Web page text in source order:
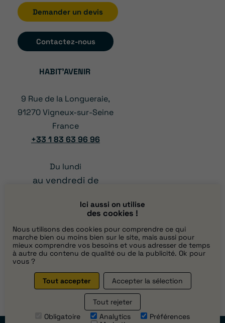
Ici aussi on utilise
des cookies !
Nous utilisons des cookies pour comprendre ce qui
marche bien ou moins bien sur le site, mais aussi pour
mieux comprendre vos besoins et vous adresser de temps
à autre du contenu de qualité ou de la publicité. Ok pour
vous ?
Tout accepter Accepter la sélection
Tout rejeter
Obligatoire
Analytics
Préférences
Demander un devis
Contactez-nous
HABIT’AVENIR
9 Rue de la Longueraie,
91270 Vigneux-sur-Seine
France
+33 1 83 63 96 96
Du lundi
au vendredi de